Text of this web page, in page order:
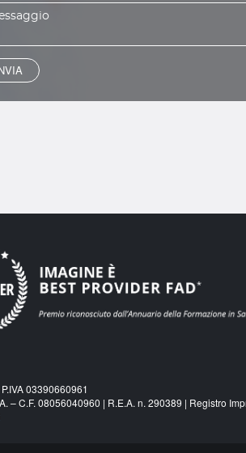
03390660961
C.F. 08056040960 | R.E.A. n. 290389 | Registro